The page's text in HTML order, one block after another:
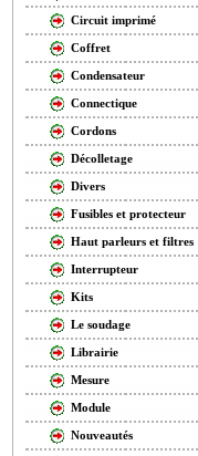
Circuit imprimé
Coffret
Condensateur
Connectique
Cordons
Décolletage
Divers
Fusibles et protecteur
Haut parleurs et filtres
Interrupteur
Kits
Le soudage
Librairie
Mesure
Module
Nouveautés